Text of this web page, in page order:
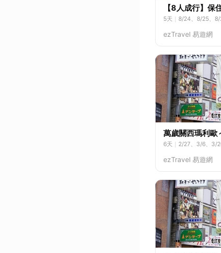
【8人成行】
5天
8/24、8/25、
4、10/5、10/6、10/
ezTravel 易遊網
萬歲關西瑪利歐
6天
2/27、3/6、3/
ezTravel 易遊網